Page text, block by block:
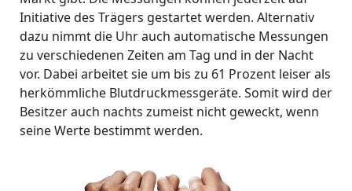
Initiative des Trägers gestartet werden. Alternativ
dazu nimmt die Uhr auch automatische Messungen
zu verschiedenen Zeiten am Tag und in der Nacht
vor. Dabei arbeitet sie um bis zu 61 Prozent leiser als
herkömmliche Blutdruckmessgeräte. Somit wird der
Besitzer auch nachts zumeist nicht geweckt, wenn
seine Werte bestimmt werden.